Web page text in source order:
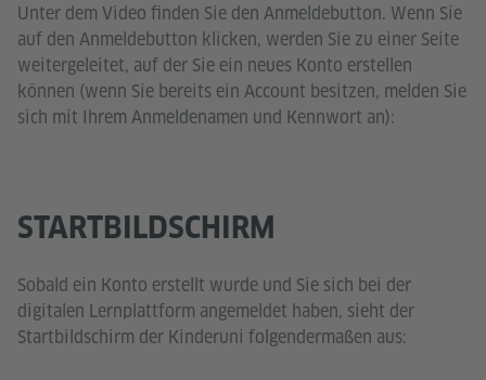
Unter dem Video finden Sie den Anmeldebutton. Wenn Sie
auf den Anmeldebutton klicken, werden Sie zu einer Seite
weitergeleitet, auf der Sie ein neues Konto erstellen
können (wenn Sie bereits ein Account besitzen, melden Sie
sich mit Ihrem Anmeldenamen und Kennwort an):
STARTBILDSCHIRM
Sobald ein Konto erstellt wurde und Sie sich bei der
digitalen Lernplattform angemeldet haben, sieht der
Startbildschirm der Kinderuni folgendermaßen aus: